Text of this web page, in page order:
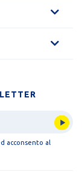
acconsento al